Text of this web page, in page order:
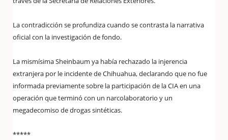
La contradicción se profundiza cuando se contrasta la narrativa
oficial con la investigación de fondo.
La mismísima Sheinbaum ya había rechazado la injerencia
extranjera por le incidente de Chihuahua, declarando que no fue
informada previamente sobre la participación de la CIA en una
operación que terminó con un narcolaboratorio y un
megadecomiso de drogas sintéticas.
*****